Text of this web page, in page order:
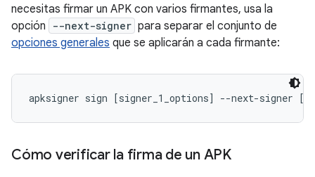
necesitas firmar un APK con varios firmantes, usa la
opción
--next-signer para separar el conjunto de
opciones generales que se aplicarán a cada firmante:
apksigner sign [signer_1_options] --next-signer
Cómo verificar la firma de un APK